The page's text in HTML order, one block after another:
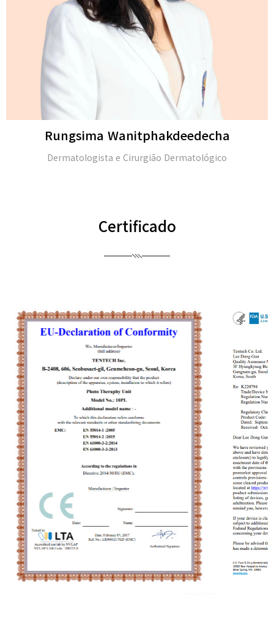
Michael H. Gold
M.D. e membro da Academia Americana de Dermatologia
Certificado